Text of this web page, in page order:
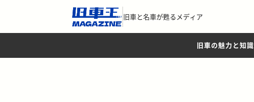
旧車と名車が甦るメディア
旧車の魅力と知識